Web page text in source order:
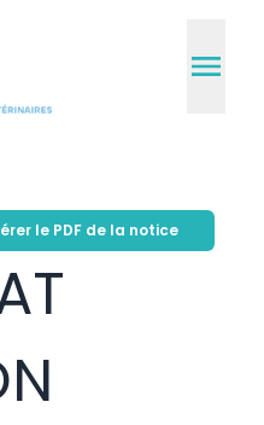
le PDF de la notice